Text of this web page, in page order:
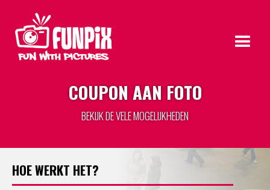
COUPON AAN FOTO
BEKIJK DE VELE MOGELIJKHEDEN
HOE WERKT HET?